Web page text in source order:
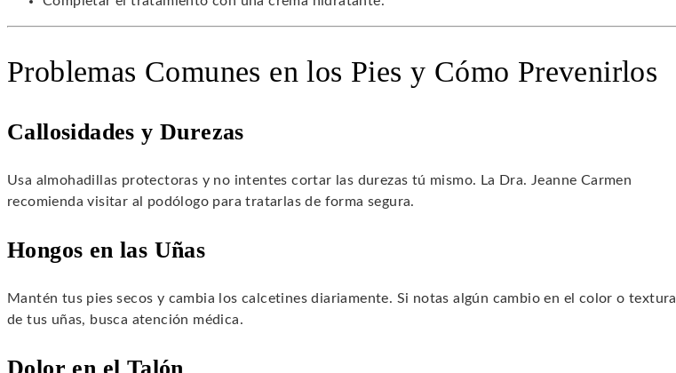
Problemas Comunes en los Pies y Cómo Prevenirlos
Callosidades y Durezas
Usa almohadillas protectoras y no intentes cortar las durezas tú mismo. La Dra. Jeanne Carmen
recomienda visitar al podólogo para tratarlas de forma segura.
Hongos en las Uñas
Mantén tus pies secos y cambia los calcetines diariamente. Si notas algún cambio en el color o textura
de tus uñas, busca atención médica.
Dolor en el Talón